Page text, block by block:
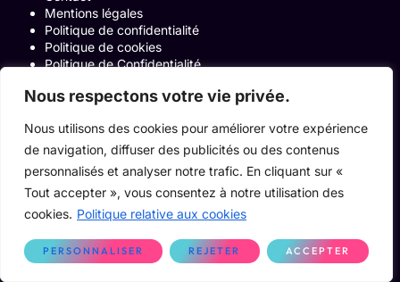
Nous respectons votre vie privée.
Nous utilisons des cookies pour améliorer votre expérience
de navigation, diffuser des publicités ou des contenus
personnalisés et analyser notre trafic. En cliquant sur «
Tout accepter », vous consentez à notre utilisation des
cookies. Politique relative aux cookies
PERSONNALISER REJETER ACCEPTER
Mentions légales
Politique de confidentialité
Politique de cookies
Politique de Confidentialité
Blog
Programme Affiliation
Conditions générales d’utilisation
ACCUEIL
Onglets Zone Affilié
Le Blog
Devenir pro